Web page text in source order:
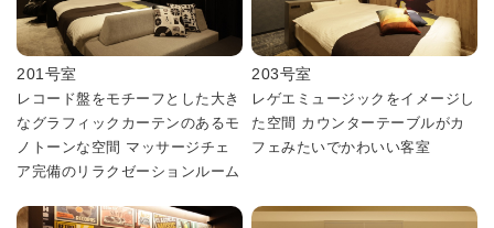
201号室
レコード盤をモチーフとした大き
なグラフィックカーテンのあるモ
ノトーンな空間 マッサージチェ
ア完備のリラクゼーションルーム
203号室
レゲエミュージックをイメージし
た空間 カウンターテーブルがカ
フェみたいでかわいい客室